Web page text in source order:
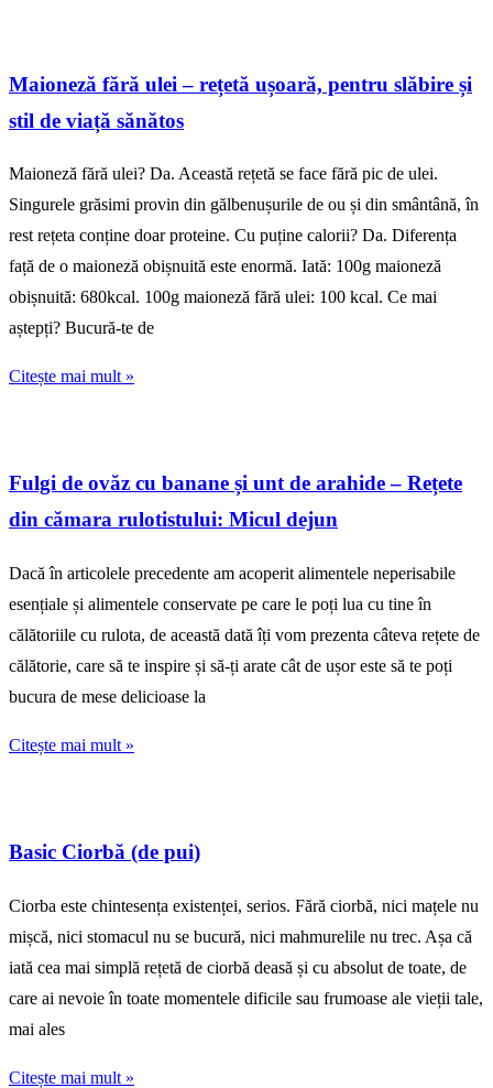
Maioneză fără ulei – rețetă ușoară, pentru slăbire și
stil de viață sănătos
Maioneză fără ulei? Da. Această rețetă se face fără pic de ulei.
Singurele grăsimi provin din gălbenușurile de ou și din smântână, în
rest rețeta conține doar proteine. Cu puține calorii? Da. Diferența
față de o maioneză obișnuită este enormă. Iată: 100g maioneză
obișnuită: 680kcal. 100g maioneză fără ulei: 100 kcal. Ce mai
aștepți? Bucură-te de
Citește mai mult »
Fulgi de ovăz cu banane și unt de arahide – Rețete
din cămara rulotistului: Micul dejun
Dacă în articolele precedente am acoperit alimentele neperisabile
esențiale și alimentele conservate pe care le poți lua cu tine în
călătoriile cu rulota, de această dată îți vom prezenta câteva rețete de
călătorie, care să te inspire și să-ți arate cât de ușor este să te poți
bucura de mese delicioase la
Citește mai mult »
Basic Ciorbă (de pui)
Ciorba este chintesența existenței, serios. Fără ciorbă, nici mațele nu
mișcă, nici stomacul nu se bucură, nici mahmurelile nu trec. Așa că
iată cea mai simplă rețetă de ciorbă deasă și cu absolut de toate, de
care ai nevoie în toate momentele dificile sau frumoase ale vieții tale,
mai ales
Citește mai mult »